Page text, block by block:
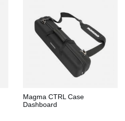
Magma CTRL Case
Dashboard